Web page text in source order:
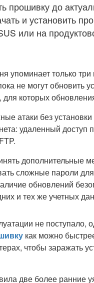
прошивку до
и установить
или на
упоминает только
не могут обновить
которых
атаки без
удаленный
дополнительные
сложные пароли
обновлений
и тех же учетных
не поступало,
как можно
чтобы заражать
две более ранние